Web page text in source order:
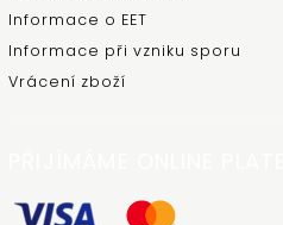
Informace o EET
Informace při vzniku sporu
Vrácení zboží